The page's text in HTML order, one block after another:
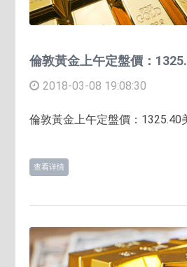
倫敦黃金上午定盤價：
2018-03-08 19:08:30
倫敦黃金上午定盤價：1325.40
查看详情